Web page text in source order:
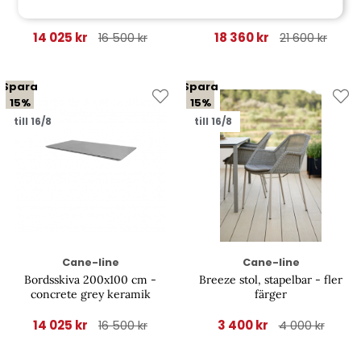
14 025 kr 16 500 kr 18 360 kr 21 600 kr
Spara
15%
till 16/8
Cane-line
Bordsskiva 200x100 cm -
concrete grey keramik
14 025 kr 16 500 kr
Spara
15%
till 16/8
Cane-line
Breeze stol, stapelbar - fler
färger
3 400 kr 4 000 kr